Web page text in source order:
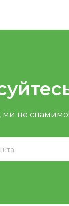
ми не спамимо!